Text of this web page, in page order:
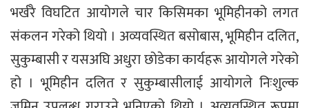
भर्खरै विघटित आयोगले चार किसिमका भूमिहीनको लगत
संकलन गरेको थियो । अव्यवस्थित बसोबास, भूमिहीन दलित,
सुकुम्बासी र यसअघि अधुरा छोडेका कार्यहरू आयोगले गरेको
हो । भूमिहीन दलित र सुकुम्बासीलाई आयोगले निःशुल्क